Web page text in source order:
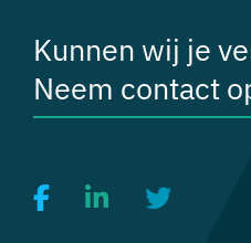
Kunnen wij je
Neem contact